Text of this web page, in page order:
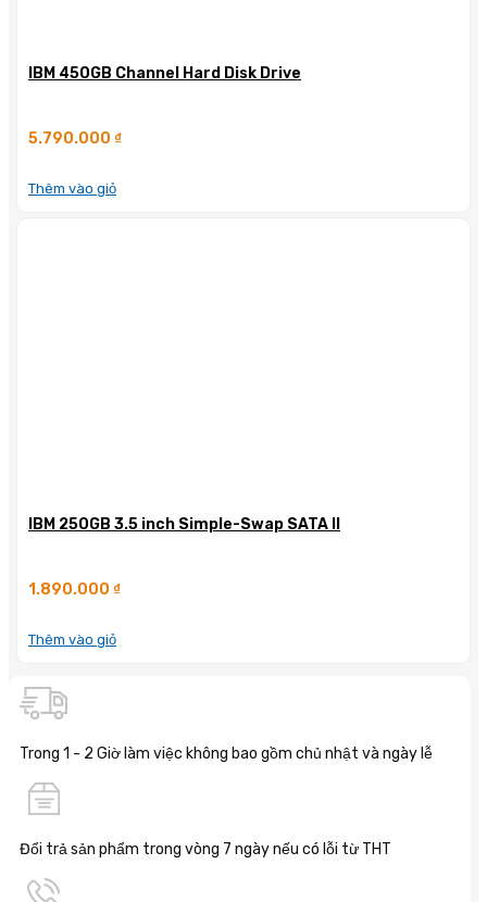
IBM 450GB Channel Hard Disk Drive
5.790.000 ₫
Thêm vào giỏ
IBM 250GB 3.5 inch Simple-Swap SATA II
1.890.000 ₫
Thêm vào giỏ
Trong 1 - 2 Giờ làm việc không bao gồm chủ nhật và ngày lễ
Đổi trả sản phẩm trong vòng 7 ngày nếu có lỗi từ THT